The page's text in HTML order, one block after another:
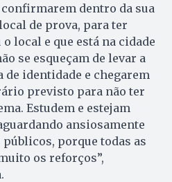
dentro da sua
de prova, para ter
local e que está na cidade
se esqueçam de levar a
de identidade e chegarem
previsto para não ter
Estudem e estejam
ansiosamente
porque todas as
os reforços”,